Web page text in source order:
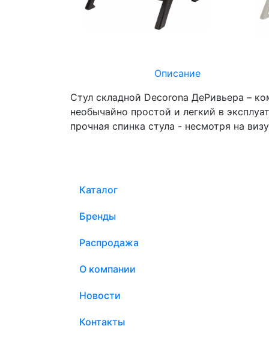
Описание
Стул складной Decorona ДеРивьера –
необычайно простой и легкий в
прочная спинка стула - несмотря на
Каталог
Бренды
Распродажа
О компании
Новости
Контакты